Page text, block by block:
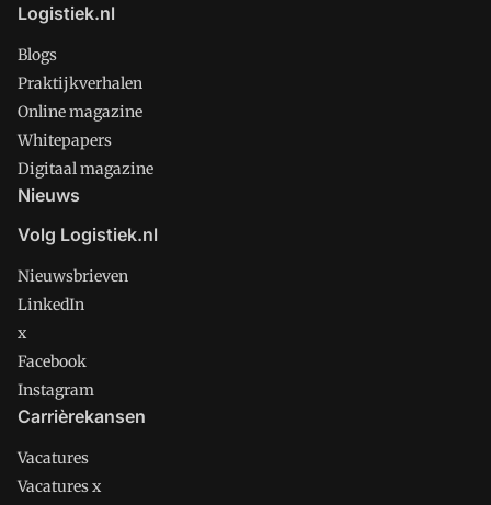
Logistiek.nl
Blogs
Praktijkverhalen
Online magazine
Whitepapers
Digitaal magazine
Nieuws
Volg Logistiek.nl
Nieuwsbrieven
LinkedIn
x
Facebook
Instagram
Carrièrekansen
Vacatures
Vacatures x